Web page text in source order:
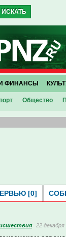
Общество
ФИНАНСЫ
[0]
22